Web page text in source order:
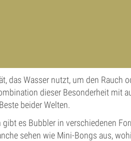
das Wasser nutzt, um den Rauch
dieser Besonderheit mit
beider Welten.
es Bubbler in verschiedenen
sehen wie Mini-Bongs aus,